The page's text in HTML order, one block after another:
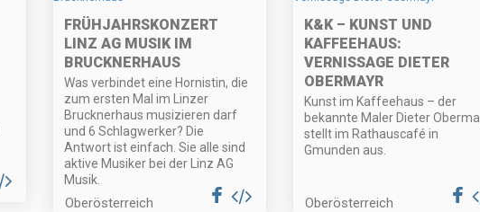
FRÜHJAHRSKONZERT
LINZ AG MUSIK IM
BRUCKNERHAUS
Was verbindet eine Hornistin, die
zum ersten Mal im Linzer
Brucknerhaus musizieren darf
und 6 Schlagwerker? Die
Antwort ist einfach. Sie alle sind
aktive Musiker bei der Linz AG
Musik.
Oberösterreich
K&K – KUNST UND
KAFFEEHAUS:
VERNISSAGE DIETER
OBERMAYR
Kunst im Kaffeehaus – der
bekannte Maler Dieter
stellt im Rathauscafé in
Gmunden aus.
Oberösterreich